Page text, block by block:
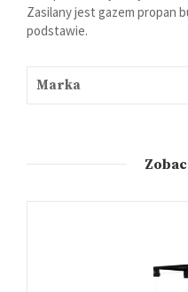
Zasilany jest gazem propan
podstawie.
Marka